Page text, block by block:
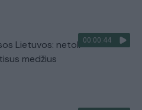
00:00:44
Lietuvos: netoli
medžius